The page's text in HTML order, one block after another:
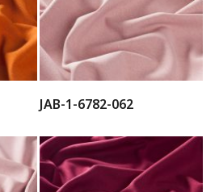
JAB-1-6782-062